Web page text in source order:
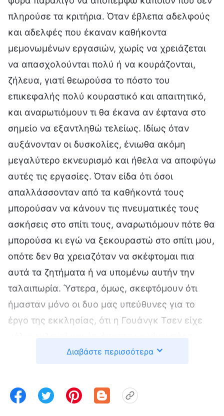
πληρούσε τα κριτήρια. Όταν έβλεπα αδελφούς
και αδελφές που έκαναν καθήκοντα
μεμονωμένων εργασιών, χωρίς να χρειάζεται
να απασχολούνται πολύ ή να κουράζονται,
ζήλευα, γιατί θεωρούσα το πόστο του
επικεφαλής πολύ κουραστικό και απαιτητικό,
και αναρωτιόμουν τι θα έκανα αν έφτανα στο
σημείο να εξαντληθώ τελείως. Ιδίως όταν
αυξάνονταν οι δυσκολίες, ένιωθα ακόμη
μεγαλύτερο εκνευρισμό και ήθελα να αποφύγω
αυτές τις εργασίες. Όταν είδα ότι όσοι
απαλλάσσονταν από τα καθήκοντά τους
μπορούσαν να κάνουν τις πνευματικές τους
ασκήσεις στο σπίτι τους, αναρωτιόμουν πότε θα
μπορούσα κι εγώ να ξεκουραστώ στο σπίτι μου,
οπότε δεν θα χρειαζόταν να σκέφτομαι πια
αυτά τα ζητήματα ή να υπομένω αυτήν την
ταλαιπωρία. Ύστερα, όμως, σκεφτόμουν ότι
ήμασταν μόνο οι δυο μας υπεύθυνες για το
έργο της εκκλησίας, ότι η Γουάνγκ Τσεν είχε
πολύ έργο. Αν έλεγα ότι δεν μπορούσα να κάνω
σκεφτόμουν αυτό. Όταν, όμως, αυξανόταν η
Διαβάστε περισσότερα